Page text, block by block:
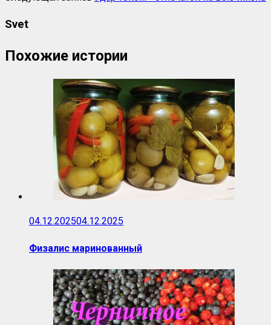
Svet
Похожие истории
04.12.202504.12.2025
Физалис маринованный